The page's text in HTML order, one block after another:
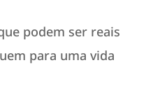
podem ser reais
para uma vida